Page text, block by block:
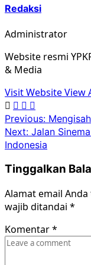
Redaksi
Administrator
Website resmi
& Media
Visit WebsiteView
Post
navigation
Previous:
Next: Jalan
Indonesia
Tinggalkan
Alamat email
wajib ditandai *
Komentar*